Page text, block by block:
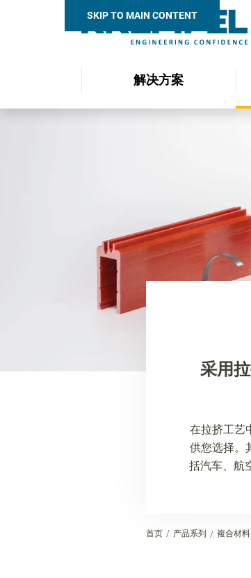
SKIP TO MAIN CONTENT
解决方案
采用
在拉挤工艺
供您选择。
括汽车、航
首页 产品系列 複合材